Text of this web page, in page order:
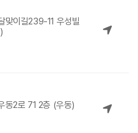
맞이길239-11 우성빌
동2로 71 2층 (우동)